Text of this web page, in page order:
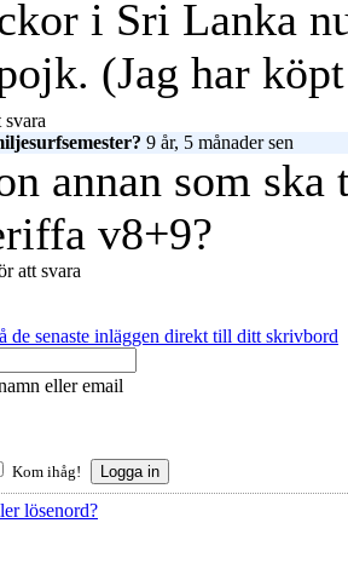
i Sri Lanka
(Jag har
9 år, 5 månader sen
annan som
v8+9?
att svara
eller email
Kom ihåg!
lösenord?